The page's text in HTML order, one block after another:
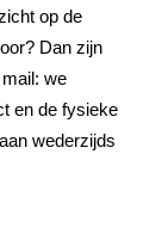
op de
Dan zijn
we
en de fysieke
wederzijds